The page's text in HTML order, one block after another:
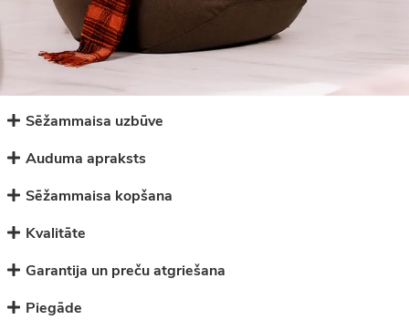
Sēžammaisa uzbūve
Auduma apraksts
Sēžammaisa kopšana
Kvalitāte
Garantija un preču atgriešana
Piegāde